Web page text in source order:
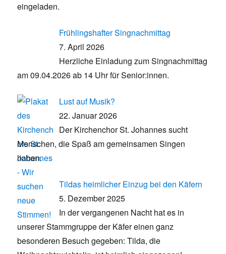
eingeladen.
Frühlingshafter Singnachmittag
7. April 2026
Herzliche Einladung zum Singnachmittag
am 09.04.2026 ab 14 Uhr für Senior:innen.
Lust auf Musik?
22. Januar 2026
Der Kirchenchor St. Johannes sucht
Menschen, die Spaß am gemeinsamen Singen
haben.
Tildas heimlicher Einzug bei den Käfern
5. Dezember 2025
In der vergangenen Nacht hat es in
unserer Stammgruppe der Käfer einen ganz
besonderen Besuch gegeben: Tilda, die